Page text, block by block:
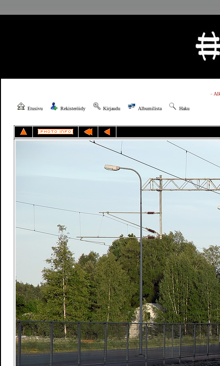
»
Etusivu Rekisteröidy Kirjaudu Albumilista Haku